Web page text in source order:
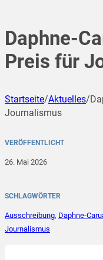
Daphne-
Preis für
Startseite/Aktuelles/
Journalismus
VERÖFFENTLICHT
26. Mai 2026
SCHLAGWÖRTER
Ausschreibung, Daphne-
Journalismus